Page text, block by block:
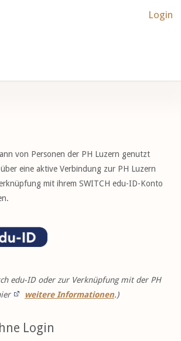
Login
von Personen der PH Luzern genutzt
eine aktive Verbindung zur PH Luzern
mit ihrem SWITCH edu-ID-Konto
edu-ID oder zur Verknüpfung mit der PH
weitere Informationen.)
Login